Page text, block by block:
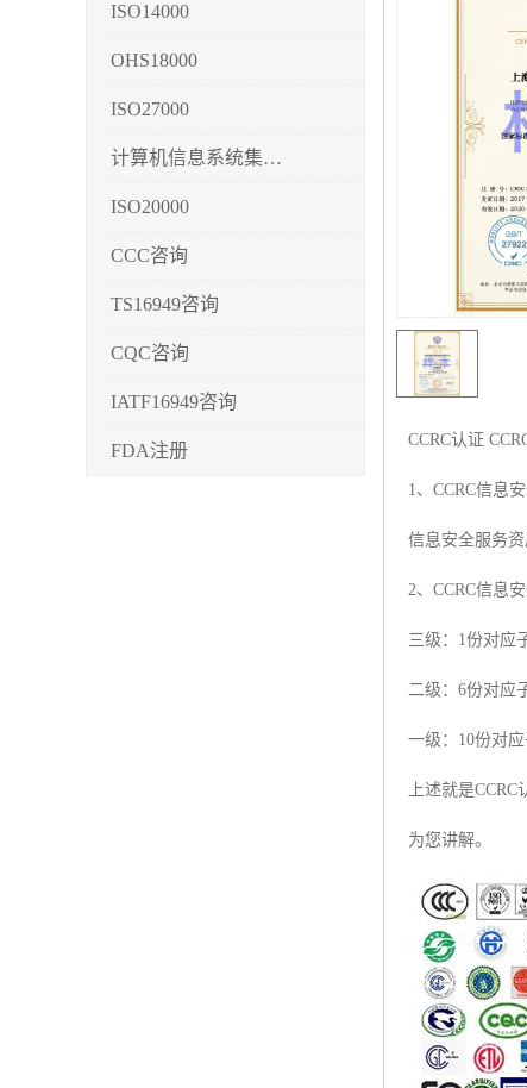
ISO14000
OHS18000
ISO27000
计算机信息系统集成3/4/5
ISO20000
CCC咨询
TS16949咨询
CQC咨询
IATF16949咨询
FDA注册
CCRC认证
1、CCRC信息
信息安全服务
2、CCRC信息
三级：1份对应
二级：6份对应
一级：10份对
上述就是
为您讲解。